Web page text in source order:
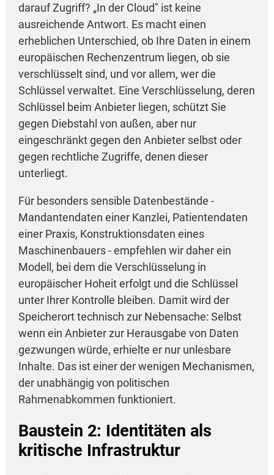
darauf Zugriff? „In der Cloud" ist keine
ausreichende Antwort. Es macht einen
erheblichen Unterschied, ob Ihre Daten in einem
europäischen Rechenzentrum liegen, ob sie
verschlüsselt sind, und vor allem, wer die
Schlüssel verwaltet. Eine Verschlüsselung, deren
Schlüssel beim Anbieter liegen, schützt Sie
gegen Diebstahl von außen, aber nur
eingeschränkt gegen den Anbieter selbst oder
gegen rechtliche Zugriffe, denen dieser
unterliegt.
Für besonders sensible Datenbestände -
Mandantendaten einer Kanzlei, Patientendaten
einer Praxis, Konstruktionsdaten eines
Maschinenbauers - empfehlen wir daher ein
Modell, bei dem die Verschlüsselung in
europäischer Hoheit erfolgt und die Schlüssel
unter Ihrer Kontrolle bleiben. Damit wird der
Speicherort technisch zur Nebensache: Selbst
wenn ein Anbieter zur Herausgabe von Daten
gezwungen würde, erhielte er nur unlesbare
Inhalte. Das ist einer der wenigen Mechanismen,
der unabhängig von politischen
Rahmenabkommen funktioniert.
Baustein 2: Identitäten als
kritische Infrastruktur